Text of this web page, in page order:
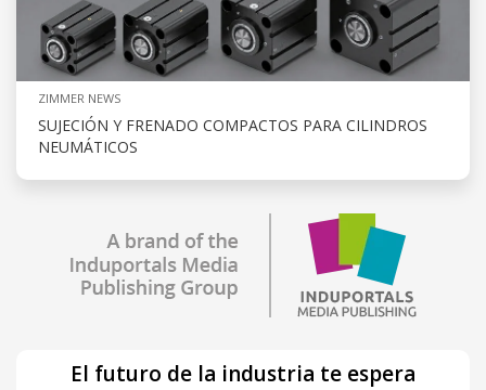
ZIMMER NEWS
SUJECIÓN Y FRENADO COMPACTOS PARA CILINDROS
NEUMÁTICOS
El futuro de la industria te espera